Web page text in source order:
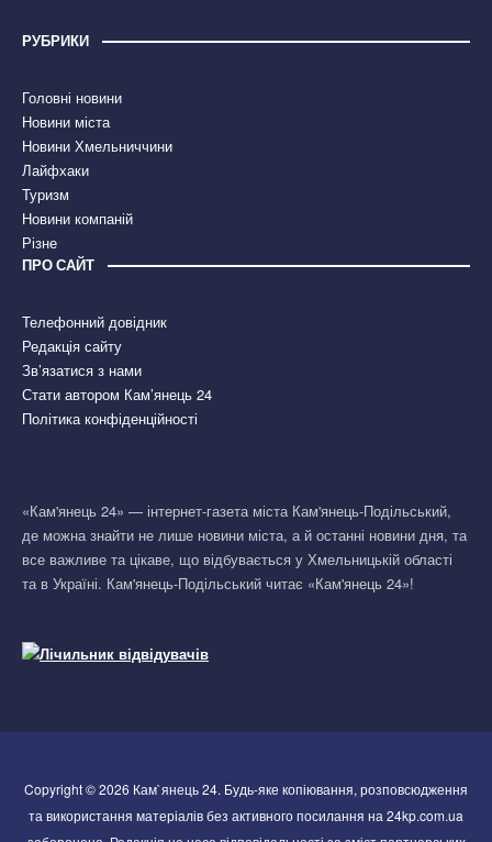
РУБРИКИ
Головні новини
Новини міста
Новини Хмельниччини
Лайфхаки
Туризм
Новини компаній
Різне
ПРО САЙТ
Телефонний довідник
Редакція сайту
Зв’язатися з нами
Стати автором Кам’янець 24
Політика конфіденційності
«Кам'янець 24» — інтернет-газета міста Кам'янець-Подільський,
де можна знайти не лише новини міста, а й останні новини дня, та
все важливе та цікаве, що відбувається у Хмельницькій області
та в Україні. Кам'янець-Подільський читає «Кам'янець 24»!
Copyright © 2026 Кам`янець 24. Будь-яке копіювання, розповсюдження
та використання матеріалів без активного посилання на 24kp.com.ua